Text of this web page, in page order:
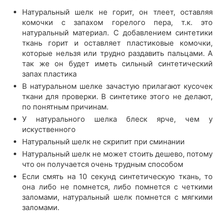
Натуральный шелк не горит, он тлеет, оставляя
комочки с запахом горелого пера, т.к. это
натуральный материал. С добавлением синтетики
ткань горит и оставляет пластиковые комочки,
которые нельзя или трудно раздавить пальцами. А
так же он будет иметь сильный синтетический
запах пластика
В натуральном шелке зачастую прилагают кусочек
ткани для проверки. В синтетике этого не делают,
по понятным причинам.
У натурального шелка блеск ярче, чем у
искуственного
Натуральный шелк не скрипит при сминании
Натуральный шелк не может стоить дешево, потому
что он получается очень трудным способом
Если смять на 10 секунд синтетическую ткань, то
она либо не помнется, либо помнется с четкими
заломами, натуральный шелк помнется с мягкими
заломами.